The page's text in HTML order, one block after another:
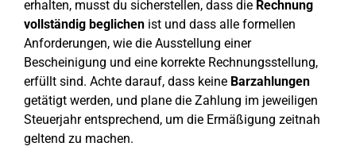
erhalten, musst du sicherstellen, dass die Rechnung
vollständig beglichen ist und dass alle formellen
Anforderungen, wie die Ausstellung einer
Bescheinigung und eine korrekte Rechnungsstellung,
erfüllt sind. Achte darauf, dass keine Barzahlungen
getätigt werden, und plane die Zahlung im jeweiligen
Steuerjahr entsprechend, um die Ermäßigung zeitnah
geltend zu machen.